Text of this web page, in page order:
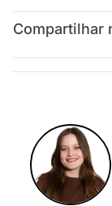
Compartilhar